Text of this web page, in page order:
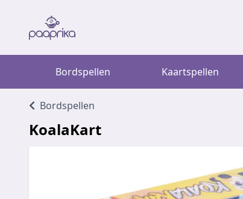
Bordspellen Kaartspellen
Bordspellen
KoalaKart